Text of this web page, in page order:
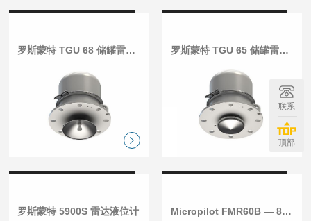
罗斯蒙特 TGU 68 储罐雷达液位计 罗斯蒙特 TGU 65 储罐雷达液位计
罗斯蒙特 5900S 雷达液位计 Micropilot FMR60B — 80 GHz雷达液位计
联系
顶部